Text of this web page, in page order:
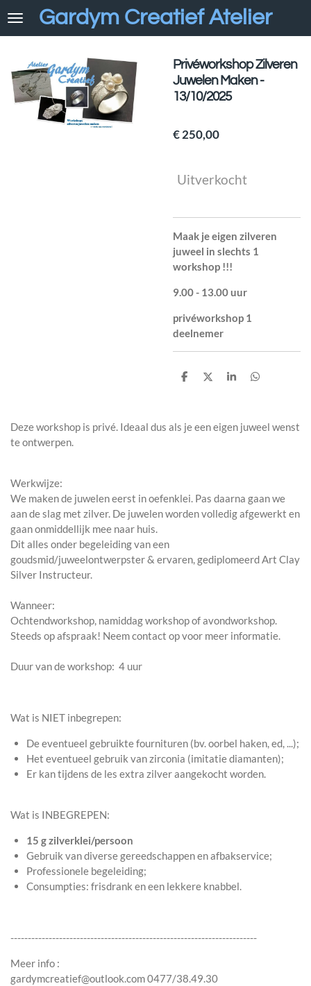
Ga
hoofdinhoud
Gardym Creatief Atelier
Privéworkshop Zilveren
Juwelen Maken -
13/10/2025
€ 250,00
Uitverkocht
Maak je eigen zilveren
juweel in slechts 1
workshop !!!
9.00 - 13.00 uur
privéworkshop 1
deelnemer
D
n
D
S
D
Deze workshop is privé. Ideaal dus als je een eigen juweel wenst
te ontwerpen.
Werkwijze:
We maken de juwelen eerst in oefenklei. Pas daarna gaan we
aan de slag met zilver. De juwelen worden volledig afgewerkt en
gaan onmiddellijk mee naar huis.
Dit alles onder begeleiding van een
goudsmid/juweelontwerpster & ervaren, gediplomeerd Art Clay
Silver Instructeur.
Wanneer:
Ochtendworkshop, namiddag workshop of avondworkshop.
Steeds op afspraak! Neem contact op voor meer informatie.
Duur van de workshop: 4 uur
Wat is NIET inbegrepen:
De eventueel gebruikte fournituren (bv. oorbel haken, ed, ...);
Het eventueel gebruik van zirconia (imitatie diamanten);
Er kan tijdens de les extra zilver aangekocht worden.
Wat is INBEGREPEN:
15 g zilverklei/persoon
Gebruik van diverse gereedschappen en afbakservice;
Professionele begeleiding;
Consumpties: frisdrank en een lekkere knabbel.
-----------------------------------------------------------------------
Meer info :
gardymcreatief@outlook.com 0477/38.49.30